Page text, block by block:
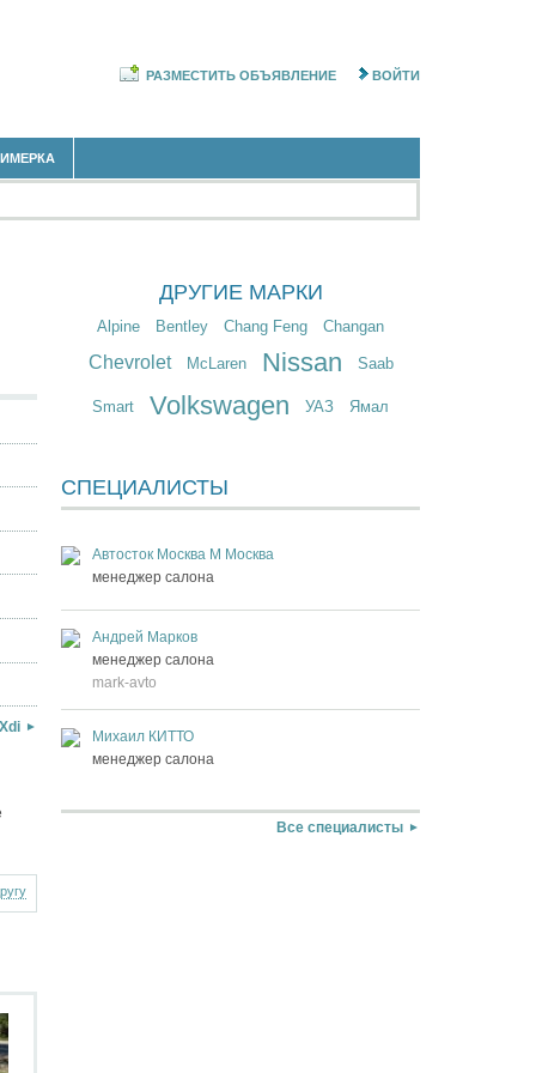
РАЗМЕСТИТЬ ОБЪЯВЛЕНИЕ ВОЙТИ
ДРУГИЕ МАРКИ
Alpine Bentley Chang Feng Changan
Chevrolet McLaren Nissan Saab
Smart Volkswagen УАЗ Ямал
СПЕЦИАЛИСТЫ
Автосток Москва М Москва
менеджер салона
Андрей Марков
менеджер салона
mark-avto
Михаил КИТТО
менеджер салона
Все специалисты